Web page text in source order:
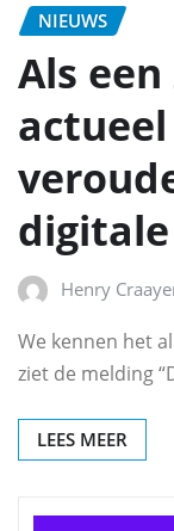
NIEUWS
Als
Henry
We kennen het
ziet de melding
LEES MEER